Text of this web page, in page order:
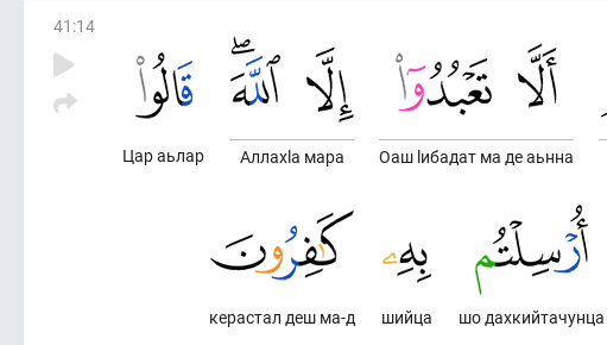
41 :14
Оаш lибадат ма де аьнна
Аллахlа мара
Цар аьлар
шо дахкийтачунца
шийца
керастал деш ма-д